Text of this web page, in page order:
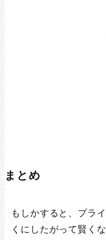
まとめ
もしかすると、プラ
くにしたがって賢く